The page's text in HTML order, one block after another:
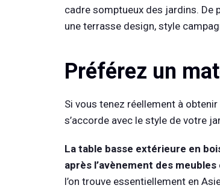
cadre somptueux des jardins. De
une terrasse design, style
Préférez un
Si vous tenez réellement à
s’accorde avec le style de votre
La table basse extérieure en
après l’avènement des
l’on trouve essentiellement en